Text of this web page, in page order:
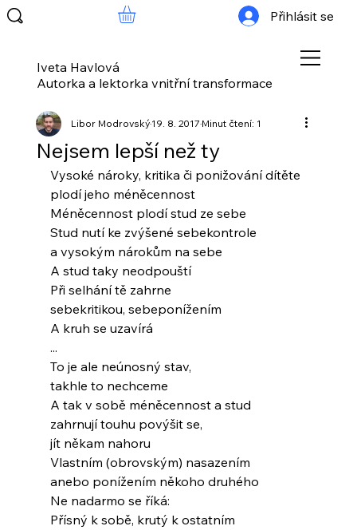
Iveta Havlová
Autorka a lektorka vnitřní transformace
Přihlásit se
Nejsem lepší než ty
Libor Modrovský19. 8. 2017Minut čtení: 1
Vysoké nároky, kritika či ponižování dítěte
plodí jeho méněcennost
Méněcennost plodí stud ze sebe
Stud nutí ke zvýšené sebekontrole
a vysokým nárokům na sebe
A stud taky neodpouští
Při selhání tě zahrne
sebekritikou, sebeponížením
A kruh se uzavírá
...
To je ale neúnosný stav,
takhle to nechceme
A tak v sobě méněcennost a stud
zahrnují touhu povýšit se,
jít někam nahoru
Vlastním (obrovským) nasazením
anebo ponížením někoho druhého
Ne nadarmo se říká:
Přísný k sobě, krutý k ostatním